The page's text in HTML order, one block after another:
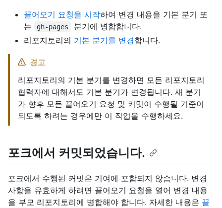
끌어오기 요청을 시작하여 변경 내용을 기본 분기 또
는
gh-pages
분기에 병합합니다.
리포지토리의 기본 분기를 변경합니다.
경고
리포지토리의 기본 분기를 변경하면 모든 리포지토리
협력자에 대해서도 기본 분기가 변경됩니다. 새 분기
가 향후 모든 끌어오기 요청 및 커밋이 수행될 기준이
되도록 하려는 경우에만 이 작업을 수행하세요.
포크에서 커밋되었습니다.
포크에서 수행된 커밋은 기여에 포함되지 않습니다. 변경
사항을 유효하게 하려면 끌어오기 요청을 열어 변경 내용
을 부모 리포지토리에 병합해야 합니다. 자세한 내용은 끌